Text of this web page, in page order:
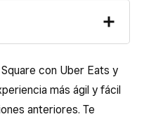
con Uber Eats y
más ágil y fácil
anteriores. Te